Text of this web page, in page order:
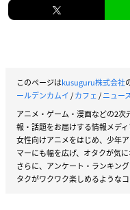
このページはkusuguru株式会社
ールデンカムイ/カフェ/ニュー
アニメ・ゲーム・漫画などの2
報・話題をお届けする情報メディ
女性向けアニメをはじめ、少年
マーにも幅を広げ、オタクが気
さらに、アンケート・ランキン
タクがワクワク楽しめるような